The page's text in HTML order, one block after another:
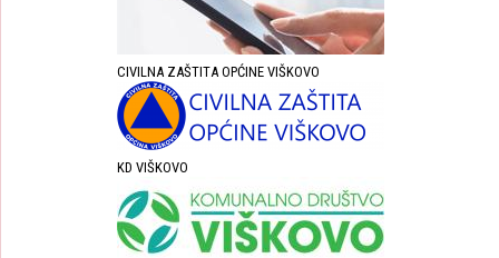
CIVILNA ZAŠTITA OPĆINE VIŠKOVO
KD VIŠKOVO